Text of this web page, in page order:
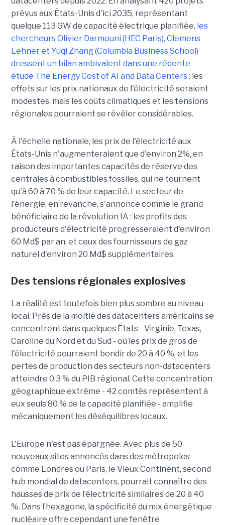
prévus aux États-Unis d'ici 2035, représentant
quelque 113 GW de capacité électrique planifiée, les
chercheurs Olivier Darmouni (HEC Paris), Clemens
Lehner et Yuqi Zhang (Columbia Business School)
dressent un bilan ambivalent dans une récente
étude The Energy Cost of AI and Data Centers: les
effets sur les prix nationaux de l'électricité seraient
modestes, mais les coûts climatiques et les tensions
régionales pourraient se révéler considérables.
À l'échelle nationale, les prix de l'électricité aux
États-Unis n'augmenteraient que d'environ 2%, en
raison des importantes capacités de réserve des
centrales à combustibles fossiles, qui ne tournent
qu'à 60 à 70 % de leur capacité. Le secteur de
l'énergie, en revanche, s'annonce comme le grand
bénéficiaire de la révolution IA : les profits des
producteurs d'électricité progresseraient d'environ
60 Md$ par an, et ceux des fournisseurs de gaz
naturel d'environ 20 Md$ supplémentaires.
Des tensions régionales explosives
La réalité est toutefois bien plus sombre au niveau
local. Près de la moitié des datacenters américains se
concentrent dans quelques États - Virginie, Texas,
Caroline du Nord et du Sud - où les prix de gros de
l'électricité pourraient bondir de 20 à 40 %, et les
pertes de production des secteurs non-datacenters
atteindre 0,3 % du PIB régional. Cette concentration
géographique extrême - 42 comtés représentent à
eux seuls 80 % de la capacité planifiée - amplifie
mécaniquement les déséquilibres locaux.
L'Europe n'est pas épargnée. Avec plus de 50
nouveaux sites annoncés dans des métropoles
comme Londres ou Paris, le Vieux Continent, second
hub mondial de datacenters, pourrait connaître des
hausses de prix de l’électricité similaires de 20 à 40
%. Dans l’hexagone, la spécificité du mix énergétique
nucléaire offre cependant une fenêtre